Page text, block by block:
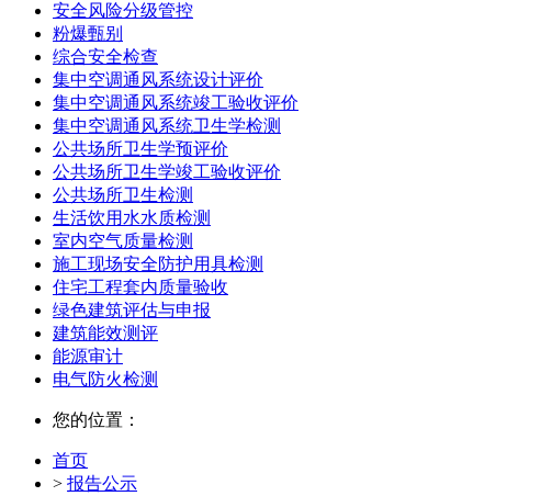
安全风险分级管控
粉爆甄别
综合安全检查
集中空调通风系统设计评价
集中空调通风系统竣工验收评价
集中空调通风系统卫生学检测
公共场所卫生学预评价
公共场所卫生学竣工验收评价
公共场所卫生检测
生活饮用水水质检测
室内空气质量检测
施工现场安全防护用具检测
住宅工程套内质量验收
绿色建筑评估与申报
建筑能效测评
能源审计
电气防火检测
您的位置：
首页
> 报告公示